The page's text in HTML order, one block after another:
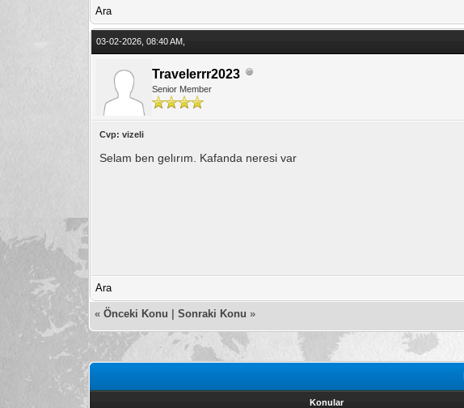
Ara
03-02-2026, 08:40 AM,
Travelerrr2023
Senior Member
Cvp: vizeli
Selam ben gelırım. Kafanda neresi var
Ara
«Önceki Konu |Sonraki Konu »
Konular